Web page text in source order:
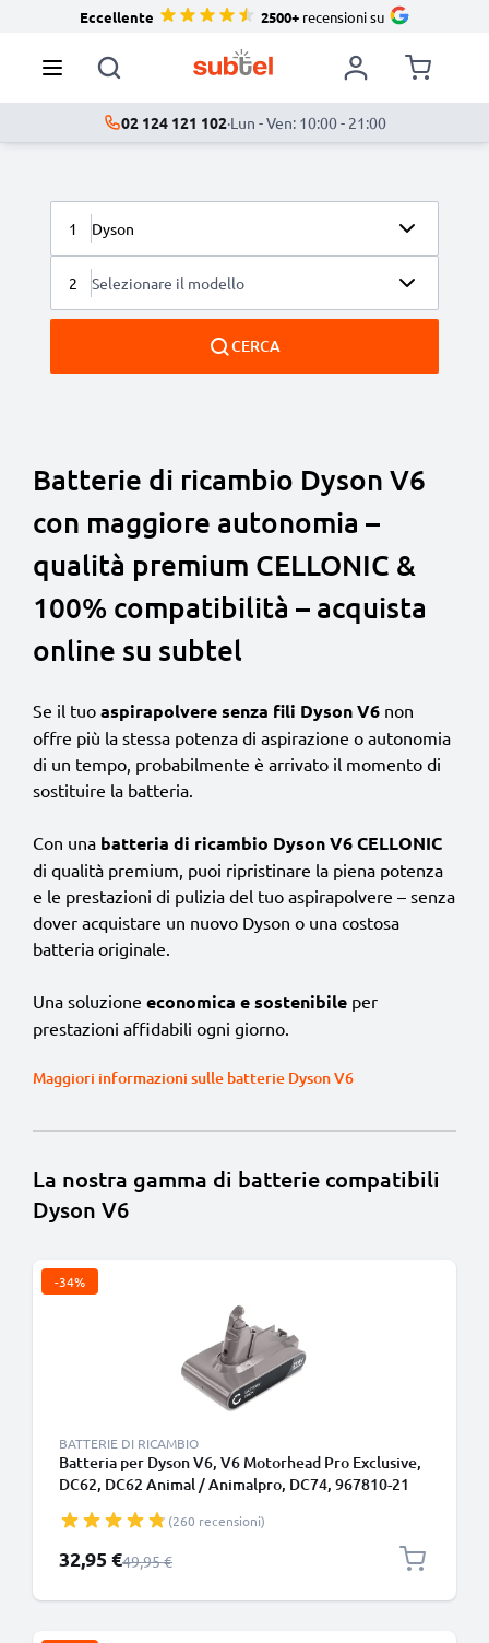
Eccellente 2500+recensioni su
02 124 121 102·Lun - Ven: 10:00 - 21:00
1 Dyson
2 Selezionare il modello
CERCA
Batterie di ricambio Dyson V6
con maggiore autonomia –
qualità premium CELLONIC &
100% compatibilità – acquista
online su subtel
Se il tuo aspirapolvere senza fili Dyson V6 non
offre più la stessa potenza di aspirazione o autonomia
di un tempo, probabilmente è arrivato il momento di
sostituire la batteria.
Con una batteria di ricambio Dyson V6 CELLONIC
di qualità premium, puoi ripristinare la piena potenza
e le prestazioni di pulizia del tuo aspirapolvere – senza
dover acquistare un nuovo Dyson o una costosa
batteria originale.
Una soluzione economica e sostenibile per
prestazioni affidabili ogni giorno.
Maggiori informazioni sulle batterie Dyson V6
La nostra gamma di batterie compatibili
Dyson V6
-34%
BATTERIE DI RICAMBIO
Batteria per Dyson V6, V6 Motorhead Pro Exclusive,
DC62, DC62 Animal / Animalpro, DC74, 967810-21
(260 recensioni)
Prezzo speciale
32,95 €Prezzo normale
49,95 €